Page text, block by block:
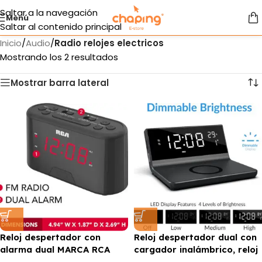
Saltar a la navegación
Saltar al contenido principal
Menú
Inicio/Audio/Radio relojes electricos
Mostrando los 2 resultados
Mostrar barra lateral
Reloj despertador con
alarma dual MARCA RCA
Reloj despertador dual con
cargador inalámbrico, reloj